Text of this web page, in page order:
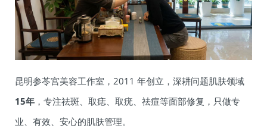
昆明参苓宫美容工作室，2011 年创立，深耕问题肌肤领域
15年 ，专注祛斑、取痣、取疣、祛痘等面部修复，只做专
业、有效、安心的肌肤管理。